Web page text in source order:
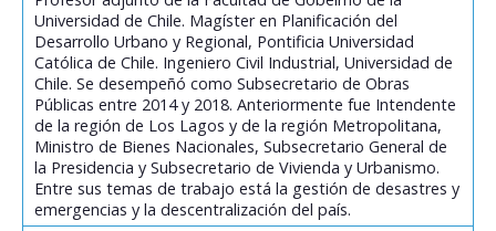
Universidad de Chile. Magíster en Planificación del
Desarrollo Urbano y Regional, Pontificia Universidad
Católica de Chile. Ingeniero Civil Industrial, Universidad de
Chile. Se desempeñó como Subsecretario de Obras
Públicas entre 2014 y 2018. Anteriormente fue Intendente
de la región de Los Lagos y de la región Metropolitana,
Ministro de Bienes Nacionales, Subsecretario General de
la Presidencia y Subsecretario de Vivienda y Urbanismo.
Entre sus temas de trabajo está la gestión de desastres y
emergencias y la descentralización del país.